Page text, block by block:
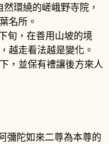
環繞的嵯峨野寺院，
名所。
旬，在善用山坡的境
越走看法越是變化。
，並保有禮讓後方來人
彌陀如來二尊為本尊的